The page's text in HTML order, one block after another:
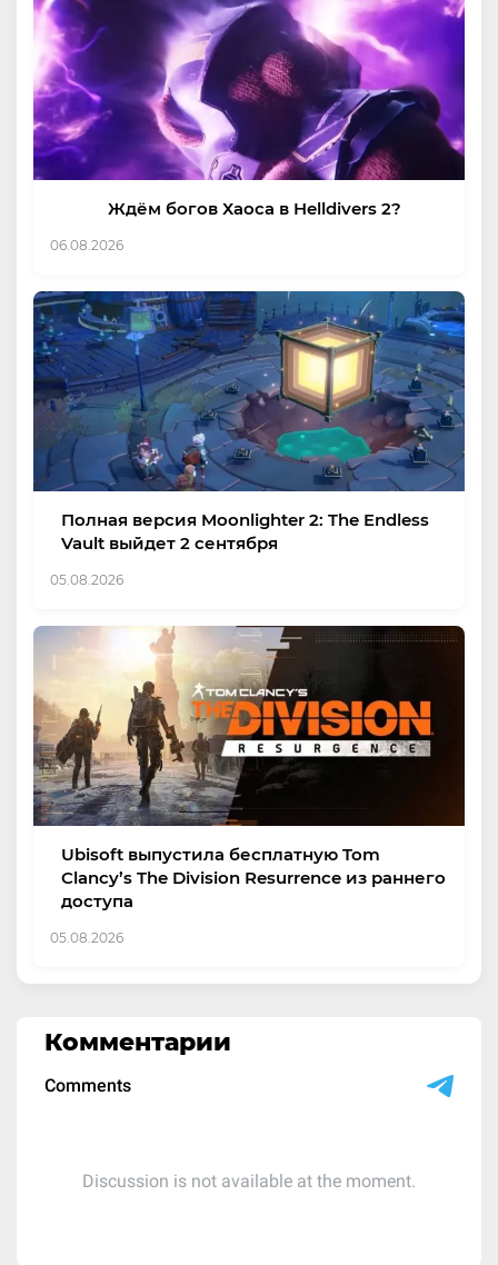
Ждём богов Хаоса в Helldivers 2?
06.08.2026
Полная версия Moonlighter 2: The Endless
Vault выйдет 2 сентября
05.08.2026
Ubisoft выпустила бесплатную Tom
Clancy’s The Division Resurrence из раннего
доступа
05.08.2026
Комментарии